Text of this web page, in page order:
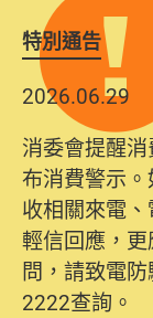
特別通告
2026.06.29
消委會提醒
布消費警示
收相關來電
輕信回應，
問，請致電
2222查詢。